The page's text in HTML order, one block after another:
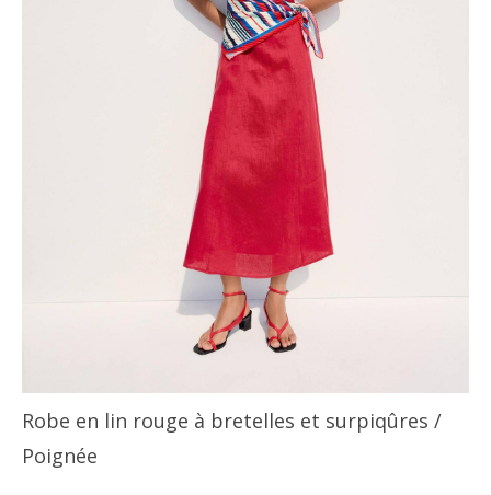
Robe en lin rouge à bretelles et surpiqûres /
Poignée